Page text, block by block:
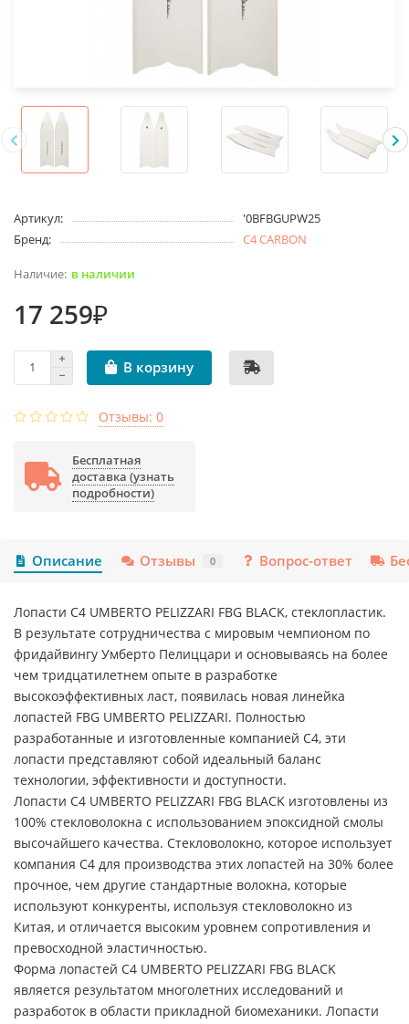
Артикул:
'0BFBGUPW25
Бренд:
C4 CARBON
в наличии
17 259₽
В корзину
Отзывы: 0
Бесплатная
доставка (узнать
подробности)
Описание Отзывы 0 Вопрос-ответ
Лопасти C4 UMBERTO PELIZZARI FBG BLACK, стеклопластик.
В результате сотрудничества с мировым чемпионом по
фридайвингу Умберто Пелиццари и основываясь на более
чем тридцатилетнем опыте в разработке
высокоэффективных ласт, появилась новая линейка
лопастей FBG UMBERTO PELIZZARI. Полностью
разработанные и изготовленные компанией C4, эти
лопасти представляют собой идеальный баланс
технологии, эффективности и доступности.
Лопасти C4 UMBERTO PELIZZARI FBG BLACK изготовлены из
100% стекловолокна с использованием эпоксидной смолы
высочайшего качества. Стекловолокно, которое использует
компания C4 для производства этих лопастей на 30% более
прочное, чем другие стандартные волокна, которые
используют конкуренты, используя стекловолокно из
Китая, и отличается высоким уровнем сопротивления и
превосходной эластичностью.
Форма лопастей C4 UMBERTO PELIZZARI FBG BLACK
является результатом многолетних исследований и
разработок в области прикладной биомеханики. Лопасти